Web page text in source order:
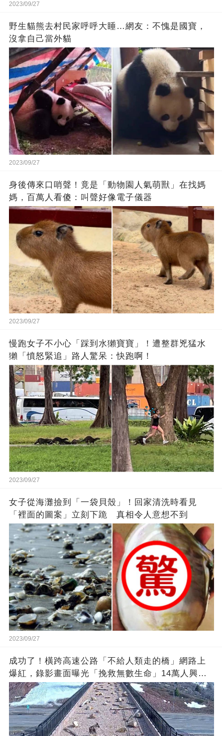
2023/09/27
野生貓熊去村民家呼呼大睡…網友：不愧是國寶，
沒拿自己當外貓
2023/09/27
身後傳來口哨聲！竟是「動物園人氣萌獸」在找媽
媽，百萬人看傻：叫聲好像電子儀器
2023/09/27
慢跑女子不小心「踩到水獺寶寶」！遭整群兇猛水
獺「憤怒緊追」路人驚呆：快跑啊！
2023/09/27
女子從海灘撿到「一袋貝殼」！回家清洗時看見
「裡面的圖案」立刻下跪 真相令人意想不到
2023/09/27
成功了！橫跨高速公路「不給人類走的橋」網路上
爆紅，錄影畫面曝光「挽救無數生命」14萬人興奮
歡呼